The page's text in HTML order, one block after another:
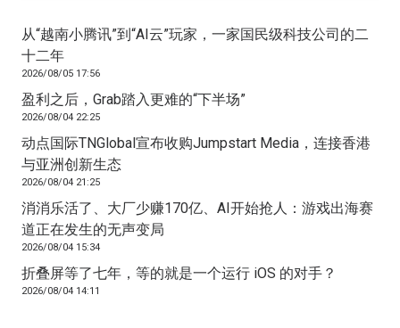
从“越南小腾讯”到“AI云”玩家，一家国民级科技公司的二
十二年
2026/08/05 17:56
盈利之后，Grab踏入更难的“下半场”
2026/08/04 22:25
动点国际TNGlobal宣布收购Jumpstart Media，连接香港
与亚洲创新生态
2026/08/04 21:25
消消乐活了、大厂少赚170亿、AI开始抢人：游戏出海赛
道正在发生的无声变局
2026/08/04 15:34
折叠屏等了七年，等的就是一个运行 iOS 的对手？
2026/08/04 14:11